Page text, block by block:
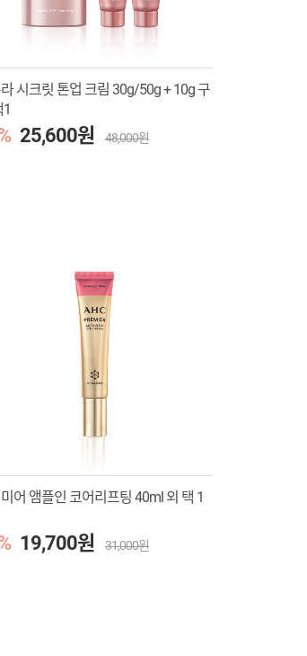
시크릿 톤업 크림 30g/50g + 10g 구
25,600원 48,000원
어 앰플인 코어리프팅 40ml 외 택 1
19,700원 31,000원